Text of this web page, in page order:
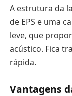
A estrutura da
de EPS e uma
leve, que
acústico. Fica
rápida.
Vantagens